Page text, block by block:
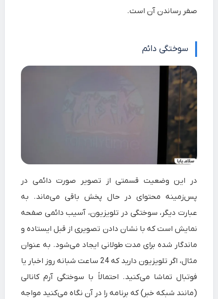
صفر رساندن آن است.
سوختگی دائم
در این وضعیت قسمتی از تصویر صورت دائمی در
پس‌زمینه‌ محتوای در حال پخش باقی می‌ماند. به
عبارت دیگر، سوختگی در تلویزیون، آسیب دائمی صفحه
‌نمایش است که با نشان دادن تصویری از قبل ایستاده و
ماندگار شده برای مدت طولانی ایجاد می‌شود. به عنوان
مثال، اگر تلویزیون دارید که 24 ساعت شبانه روز اخبار یا
فوتبال تماشا می‌کنید. احتمالاً با سوختگی آرم کانالی
(مانند شبکه خبر) که برنامه را در آن نگاه می‌کنید مواجه